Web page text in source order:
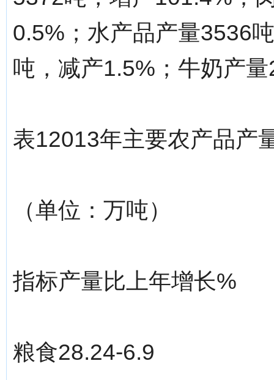
0.5%；水产品产量3536
吨，减产1.5%；牛奶产
表12013年主要农产品产
（单位：万吨）
指标产量比上年增长%
粮食28.24-6.9